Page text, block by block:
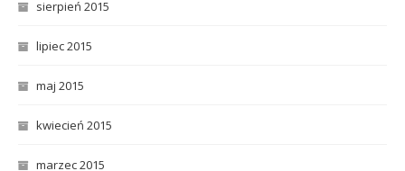
sierpień 2015
lipiec 2015
maj 2015
kwiecień 2015
marzec 2015